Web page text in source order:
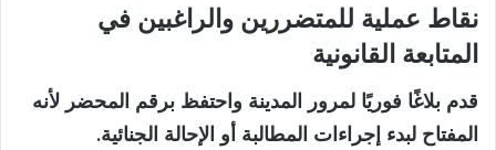
نقاط عملية للمتضررين والراغبين في
المتابعة القانونية
قدم بلاغًا فوريًا لمرور المدينة واحتفظ برقم المحضر لأنه
المفتاح لبدء إجراءات المطالبة أو الإحالة الجنائية.